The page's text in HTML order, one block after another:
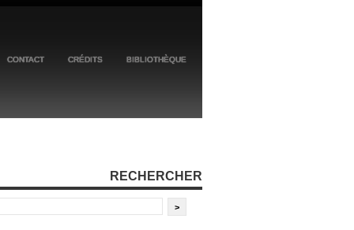
CONTACT CRÉDITS BIBLIOTHÈQUE
RECHERCHER